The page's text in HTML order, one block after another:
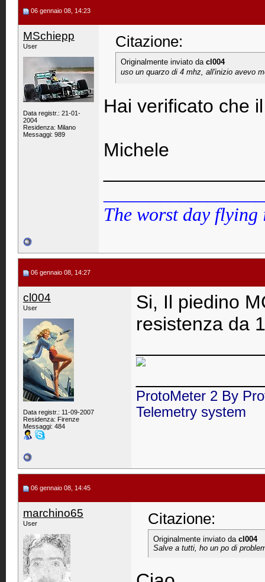
06 gennaio 08, 14:23
MSchiepp
User
Data registr.: 21-01-
2004
Residenza: Milano
Messaggi: 989
Citazione:
Originalmente inviato da cl004
uso un quarzo di 4 mhz, all'inizio avevo
Hai verificato che
Michele
The worst day flying
06 gennaio 08, 14:27
cl004
User
Data registr.: 11-09-2007
Residenza: Firenze
Messaggi: 484
Si, Il piedino
resistenza da
ProtoMeter 2 By
Telemetry system
06 gennaio 08, 14:45
marchino65
User Citazione:
Originalmente inviato da cl004
Salve a tutti, ho un po di